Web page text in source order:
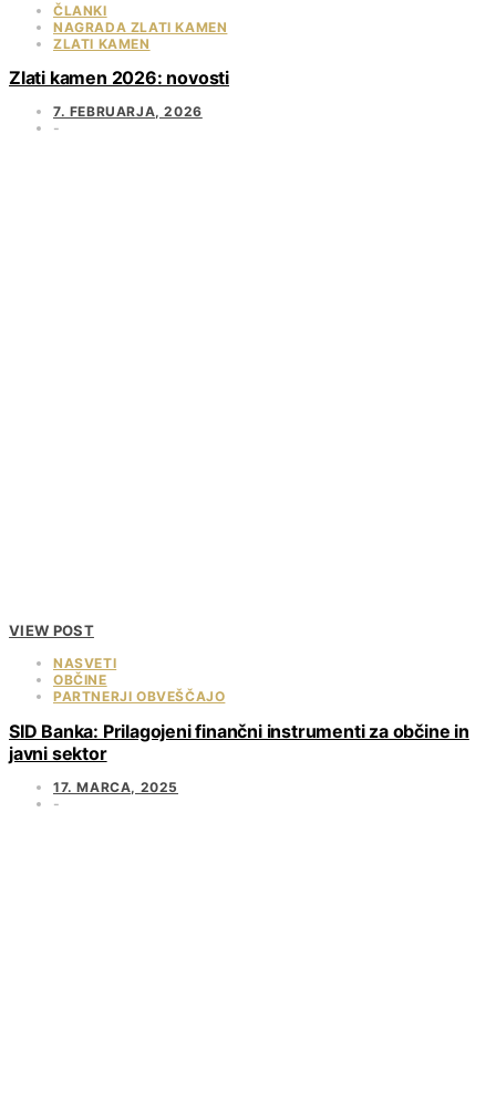
ČLANKI
NAGRADA ZLATI KAMEN
ZLATI KAMEN
Zlati kamen 2026: novosti
7. FEBRUARJA, 2026
VIEW POST
NASVETI
OBČINE
PARTNERJI OBVEŠČAJO
SID Banka: Prilagojeni finančni instrumenti za občine in
javni sektor
17. MARCA, 2025